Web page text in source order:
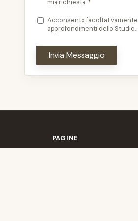
mia richiesta. *
Acconsento
approfondimenti dello Studio.
Invia Messaggio
PAGINE